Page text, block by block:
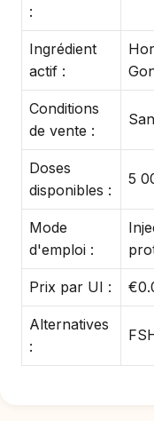
:
Ingrédient
actif :
Conditions
de vente :
Doses
disponibles :
5
Mode
d'emploi :
Prix par UI :
Alternatives
: